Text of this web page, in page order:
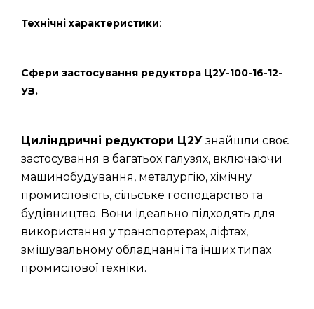
Технічні характеристики:
Сфери застосування редуктора Ц2У-100-16-12-
УЗ.
Циліндричні редуктори Ц2У знайшли своє
застосування в багатьох галузях, включаючи
машинобудування, металургію, хімічну
промисловість, сільське господарство та
будівництво. Вони ідеально підходять для
використання у транспортерах, ліфтах,
змішувальному обладнанні та інших типах
промислової техніки.